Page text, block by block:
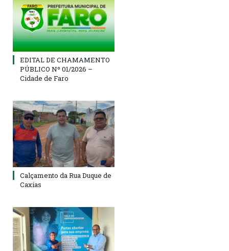
EDITAL DE CHAMAMENTO
PÚBLICO Nº 01/2026 –
Cidade de Faro
Calçamento da Rua Duque de
Caxias